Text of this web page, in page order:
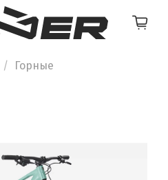
Горные